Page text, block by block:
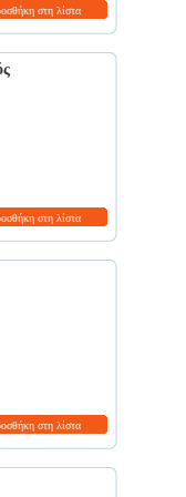
στη λίστα
στη λίστα
στη λίστα